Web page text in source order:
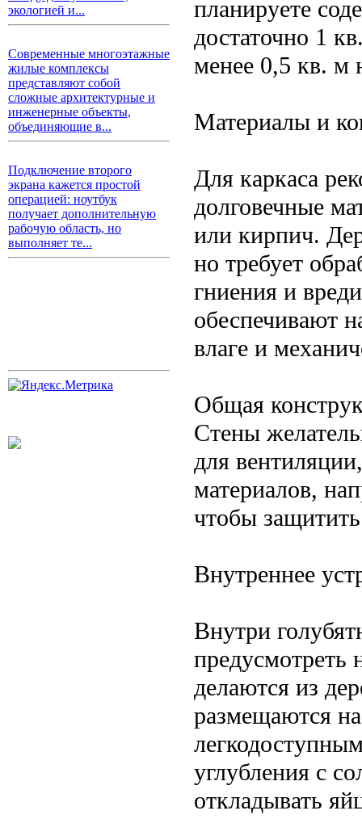
экологией и...
Современные многоэтажные
жилые комплексы
представляют собой
сложные архитектурные и
инженерные объекты,
объединяющие в...
Подключение второго
экрана кажется простой
операцией: ноутбук
получает дополнительную
рабочую область, но
выполняет те...
планируете
достаточно 1
менее 0,5 кв. м
Материалы и
Для каркаса
долговечные
или кирпич.
но требует
гниения и
обеспечивают
влаге и
Общая
Стены
для
материалов,
чтобы
Внутреннее
Внутри
предусмотреть
делаются из
размещаются
углубления с
откладывать